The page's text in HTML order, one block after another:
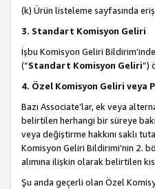
(k) Ürün listeleme sayfasında
3. Standart Komisyon Geliri
İşbu Komisyon Geliri
(“Standart Komisyon Geliri”)
4. Özel Komisyon Geliri veya
Bazı Associate’lar, ek veya
belirtilen herhangi bir süreye
veya değiştirme hakkını saklı
Komisyon Geliri Bildirimi’nin 2.
alımına ilişkin olarak belirtilen
Şu anda geçerli olan Özel